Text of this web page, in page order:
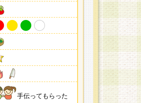
手伝ってもらった